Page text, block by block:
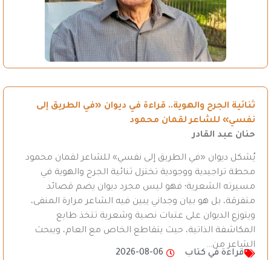
ثنائية الجرح والهوية.. قراءة في ديوان «في الطريق إلى
نفسي» للشاعر لقمان محمود
حنان عبد القادر
يُشكل ديوان «في الطريق إلى نفسي» للشاعر لقمان محمود
محطة تراجيدية ووجودية تختزل ثنائية الجرح والهوية في
مسيرته الشعرية؛ فهو ليس مجرد ديوان يضم قصائد
متفرقة، بل هو بيان وجداني يبين فيه الشاعر مرارة المنفى،
ويتوزع الديوان على عتبات نصية وشعرية تتخذ طابع
المكاشفة الذاتية، حيث يتقاطع الخاص مع العام، ويبحث
الشاعر من…
قراءة في كتاب
2026-08-06